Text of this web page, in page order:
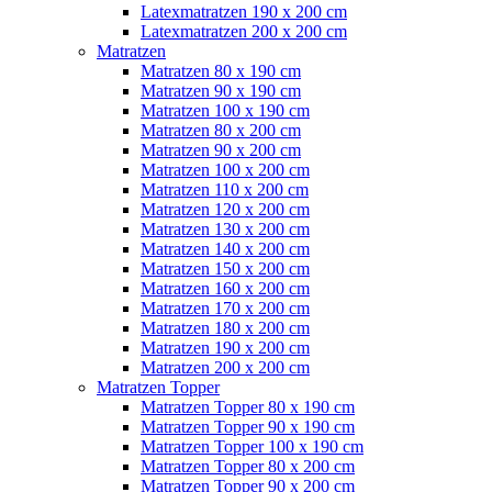
Latexmatratzen 190 x 200 cm
Latexmatratzen 200 x 200 cm
Matratzen
Matratzen 80 x 190 cm
Matratzen 90 x 190 cm
Matratzen 100 x 190 cm
Matratzen 80 x 200 cm
Matratzen 90 x 200 cm
Matratzen 100 x 200 cm
Matratzen 110 x 200 cm
Matratzen 120 x 200 cm
Matratzen 130 x 200 cm
Matratzen 140 x 200 cm
Matratzen 150 x 200 cm
Matratzen 160 x 200 cm
Matratzen 170 x 200 cm
Matratzen 180 x 200 cm
Matratzen 190 x 200 cm
Matratzen 200 x 200 cm
Matratzen Topper
Matratzen Topper 80 x 190 cm
Matratzen Topper 90 x 190 cm
Matratzen Topper 100 x 190 cm
Matratzen Topper 80 x 200 cm
Matratzen Topper 90 x 200 cm